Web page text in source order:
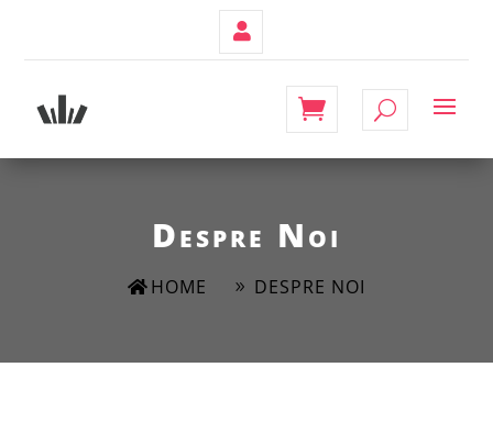
Despre Noi
HOME DESPRE NOI